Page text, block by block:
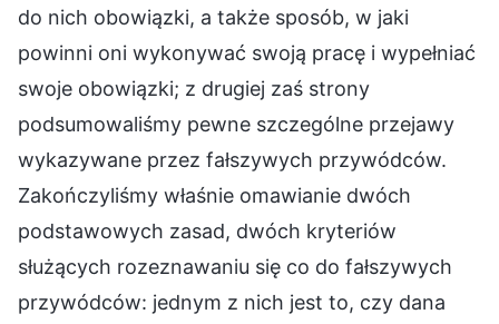
do nich obowiązki, a także sposób, w jaki
powinni oni wykonywać swoją pracę i wypełniać
swoje obowiązki; z drugiej zaś strony
podsumowaliśmy pewne szczególne przejawy
wykazywane przez fałszywych przywódców.
Zakończyliśmy właśnie omawianie dwóch
podstawowych zasad, dwóch kryteriów
służących rozeznawaniu się co do fałszywych
przywódców: jednym z nich jest to, czy dana